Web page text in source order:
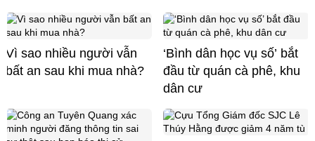
Vì sao nhiều người vẫn
bất an sau khi mua nhà?
‘Bình dân học vụ số’ bắt
đầu từ quán cà phê, khu
dân cư